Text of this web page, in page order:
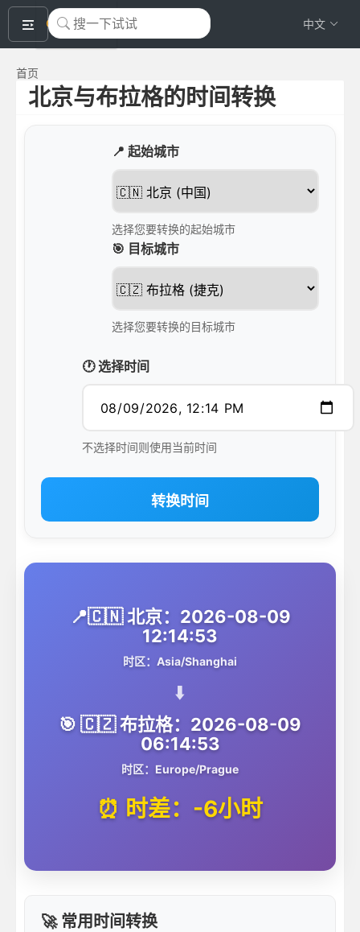
okeyTool 中文
首页
北京与布拉格的时间转换
📍 起始城市
选择您要转换的起始城市
🎯 目标城市
选择您要转换的目标城市
🕐 选择时间
不选择时间则使用当前时间
转换时间
📍🇨🇳 北京：2026-08-09
12:14:53
时区：Asia/Shanghai
⬇️
🎯 🇨🇿 布拉格：2026-08-09
06:14:53
时区：Europe/Prague
⏰ 时差：-6小时
🚀 常用时间转换